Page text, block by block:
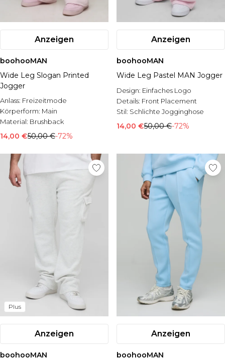
Anzeigen
boohooMAN
Wide Leg Slogan Printed
Jogger
Anlass: Freizeitmode
Körperform: Main
Material: Brushback
14,00 €50,00 €-72%
Anzeigen
boohooMAN
Wide Leg Pastel MAN Jogger
Design: Einfaches Logo
Details: Front Placement
Stil: Schlichte Jogginghose
14,00 €50,00 €-72%
Plus
Anzeigen
boohooMAN
Anzeigen
boohooMAN